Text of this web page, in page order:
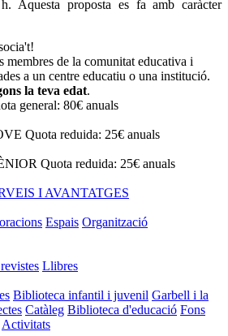
Aquesta proposta es fa amb caràcter
membres de la comunitat educativa i
a un centre educatiu o una institució.
la teva edat.
general: 80€ anuals
Quota reduida: 25€ anuals
Quota reduida: 25€ anuals
I AVANTATGES
Espais Organització
Llibres
Biblioteca infantil i juvenil Garbell i la
Catàleg Biblioteca d'educació Fons
Activitats